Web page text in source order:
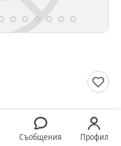
Съобщения Профил